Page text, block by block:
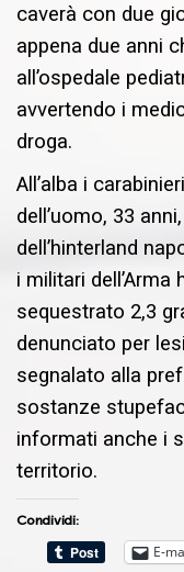
caverà con due
appena due anni
all’ospedale
avvertendo i
droga.
All’alba i
dell’uomo, 33
dell’hinterland
i militari dell’Arma
sequestrato 2,3
denunciato per
segnalato alla
sostanze
informati anche i
territorio.
Condividi:
E-